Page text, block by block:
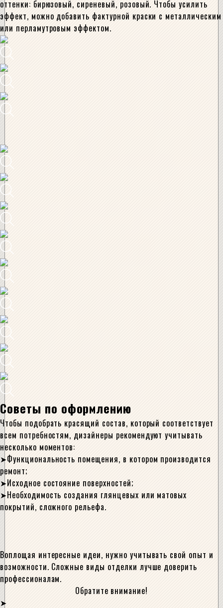
оттенки: бирюзовый, сиреневый, розовый. Чтобы усилить
эффект, можно добавить фактурной краски с металлическим
или перламутровым эффектом.
Советы по оформлению
Чтобы подобрать красящий состав, который соответствует
всем потребностям, дизайнеры рекомендуют учитывать
несколько моментов:
Функциональность помещения, в котором производится
ремонт;
Исходное состояние поверхностей;
Необходимость создания глянцевых или матовых
покрытий, сложного рельефа.
Воплощая интересные идеи, нужно учитывать свой опыт и
возможности. Сложные виды отделки лучше доверить
профессионалам.
Обратите внимание!